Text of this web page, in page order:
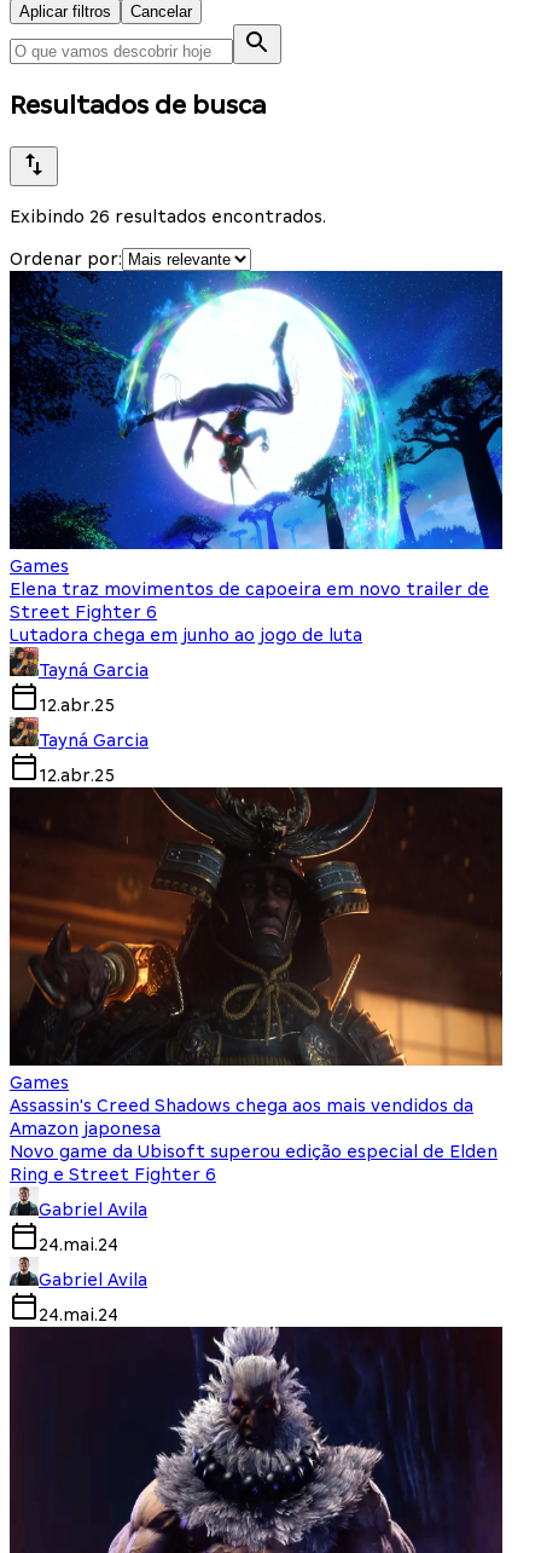
Aplicar filtros Cancelar
Resultados de busca
Exibindo 26 resultados encontrados.
Ordenar por:
Games
Elena traz movimentos de capoeira em novo trailer de
Street Fighter 6
Lutadora chega em junho ao jogo de luta
Tayná Garcia
12.abr.25
Tayná Garcia
12.abr.25
Games
Assassin's Creed Shadows chega aos mais vendidos da
Amazon japonesa
Novo game da Ubisoft superou edição especial de Elden
Ring e Street Fighter 6
Gabriel Avila
24.mai.24
Gabriel Avila
24.mai.24